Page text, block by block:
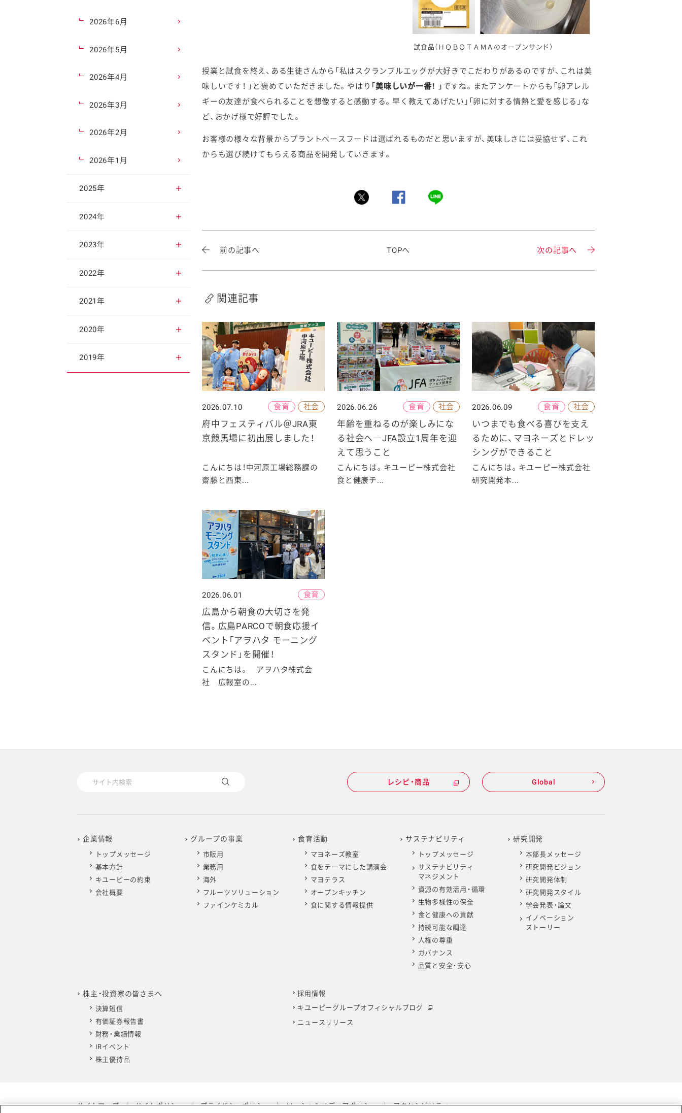
試食品（ＨＯＢＯＴＡＭＡのオープンサンド）
授業と試食を終え、ある生徒さんから「私はスクランブルエッグが大好きでこだわりがあるのですが、これは美
味しいです！ 」と褒めていただきました。やはり 「美味しいが一番！ 」 ですね。またアンケートからも「卵アレル
ギーの友達が食べられることを想像すると感動する。早く教えてあげたい」「卵に対する情熱と愛を感じる」な
ど、おかげ様で好評でした。
お客様の様々な背景からプラントベースフードは選ばれるものだと思いますが、美味しさには妥協せず、これ
からも選び続けてもらえる商品を開発していきます。
前の記事へ TOPへ 次の記事へ
関連記事
食育 社会
2026.07.10
府中フェスティバル＠JRA東
京競馬場に初出展しました！
こんにちは！中河原工場総務課の
齋藤と西東...
食育 社会
2026.06.26
年齢を重ねるのが楽しみにな
る社会へ―JFA設立1周年を迎
えて思うこと
こんにちは。キユーピー株式会社
食と健康チ...
食育 社会
2026.06.09
いつまでも食べる喜びを支え
るために、マヨネーズとドレッ
シングができること
こんにちは。キユーピー株式会社
研究開発本...
食育
2026.06.01
広島から朝食の大切さを発
信。広島PARCOで朝食応援イ
ベント「アヲハタ モーニング
スタンド」を開催！
こんにちは。 アヲハタ株式会
社 広報室の...
2026年6月
2026年5月
2026年4月
2026年3月
2026年2月
2026年1月
2025年
2025年12月
2025年11月
2025年10月
2025年9月
2025年8月
2025年7月
2024年
2024年12月
2024年11月
2024年10月
2024年9月
2024年8月
2023年
2023年12月
2023年11月
2023年10月
2023年9月
2022年
2022年12月
2022年11月
2022年10月
2021年
2021年12月
2021年11月
2020年
2020年12月
2019年
レシピ・商品 Global
企業情報
トップメッセージ
基本方針
キユーピーの約束
会社概要
グループの事業
市販用
業務用
海外
フルーツソリューション
ファインケミカル
食育活動
マヨネーズ教室
食をテーマにした講演会
マヨテラス
オープンキッチン
食に関する情報提供
サステナビリティ
トップメッセージ
サステナビリティ
マネジメント
資源の有効活用・循環
生物多様性の保全
食と健康への貢献
持続可能な調達
人権の尊重
ガバナンス
品質と安全・安心
研究開発
本部長メッセージ
研究開発ビジョン
研究開発体制
研究開発スタイル
学会発表・論文
イノベーション
ストーリー
株主・投資家の皆さまへ
決算短信
有価証券報告書
財務・業績情報
IRイベント
株主優待品
採用情報
キユーピーグループオフィシャルブログ
ニュースリリース
サイトマップ サイトポリシー プライバシーポリシー ソーシャルメディアポリシー アクセシビリティ